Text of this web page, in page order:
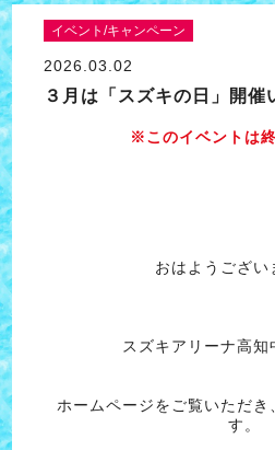
イベント/キャンペーン
2026.03.02
３月は「スズキの日」開催
※このイベントは
おはようござい
スズキアリーナ高知
ホームページをご覧いただき
す。